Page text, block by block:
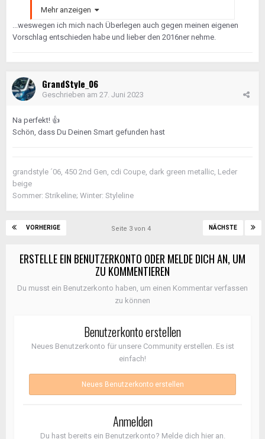
dem beigen Leder bei nur 60.000km sicher das
So long!
Mehr anzeigen
...weswegen ich mich nach Überlegen auch gegen meinen eigenen
Vorschlag entschieden habe und lieber den 2016ner nehme.
GrandStyle_06
Geschrieben am 27. Juni 2023
Na perfekt! 👍
Schön, dass Du Deinen Smart gefunden hast
grandstyle ´06, 450 2nd Gen, cdi Coupe, dark green metallic, Leder
beige
Sommer: Strikeline; Winter: Styleline
VORHERIGE NÄCHSTE
Seite 3 von 4
ERSTELLE EIN BENUTZERKONTO ODER MELDE DICH AN, UM
ZU KOMMENTIEREN
Du musst ein Benutzerkonto haben, um einen Kommentar verfassen
zu können
Benutzerkonto erstellen
Neues Benutzerkonto für unsere Community erstellen. Es ist
einfach!
Neues Benutzerkonto erstellen
Anmelden
Du hast bereits ein Benutzerkonto? Melde dich hier an.